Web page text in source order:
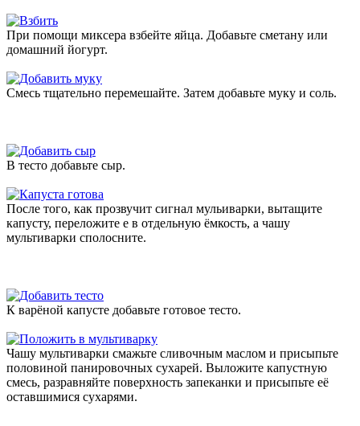
При помощи миксера взбейте яйца. Добавьте сметану или
домашний йогурт.
Смесь тщательно перемешайте. Затем добавьте муку и соль.
В тесто добавьте сыр.
После того, как прозвучит сигнал мульиварки, вытащите
капусту, переложите е в отдельную ёмкость, а чашу
мультиварки сполосните.
К варёной капусте добавьте готовое тесто.
Чашу мультиварки смажьте сливочным маслом и присыпьте
половиной панировочных сухарей. Выложите капустную
смесь, разравняйте поверхность запеканки и присыпьте её
оставшимися сухарями.